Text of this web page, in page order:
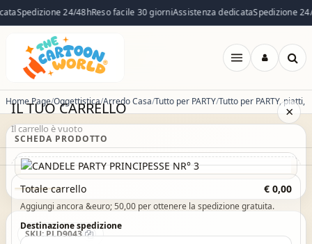
Spedizione 24/48hReso facile 30 giorniAssistenza dedicataSpedizione 24/
Apri
IL TUO CARRELLO
Il carrello è vuoto
×
Il carrello è vuoto. Esplora il catalogo e aggiungi i prodotti che
Vai al catalogo
Totale carrello € 0,00
Aggiungi ancora &euro; 50,00 per ottenere la spedizione gratuita.
Destinazione spedizione
Home Page Oggettistica Arredo Casa Tutto per PARTY
SCHEDA PRODOTTO
Ultimi pezzi
SKU:PLD9043